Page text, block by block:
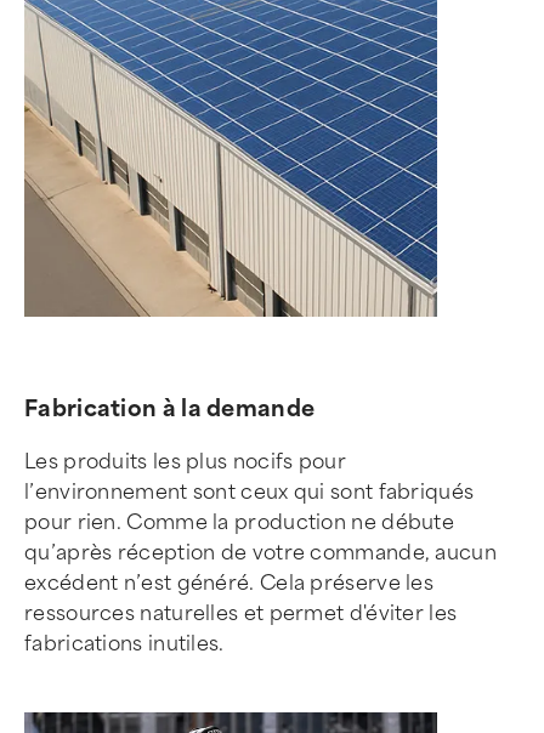
Fabrication à la demande
Les produits les plus nocifs pour
l’environnement sont ceux qui sont fabriqués
pour rien. Comme la production ne débute
qu’après réception de votre commande, aucun
excédent n’est généré. Cela préserve les
ressources naturelles et permet d'éviter les
fabrications inutiles.